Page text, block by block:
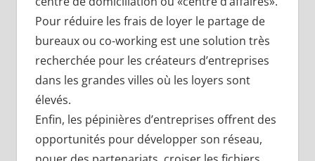
Pour réduire les frais de loyer le partage de
bureaux ou co-working est une solution très
recherchée pour les créateurs d’entreprises
dans les grandes villes où les loyers sont
élevés.
Enfin, les pépinières d’entreprises offrent des
opportunités pour développer son réseau,